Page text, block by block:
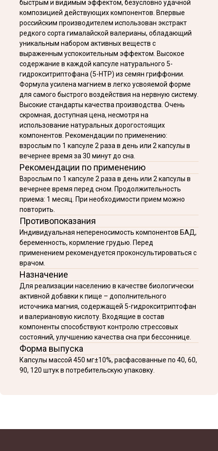
быстрым и видимым эффектом, безусловно удачной
композицией действующих компонентов. Впервые
российским производителем использован экстракт
редкого сорта гималайской валерианы, обладающий
уникальным набором активных веществ с
выраженным успокоительным эффектом. Высокое
содержание в каждой капсуле натурального 5-
гидрокситриптофана (5-НТР) из семян гриффонии.
Формула усилена магнием в легко усвояемой форме
для самого быстрого воздействия на нервную систему.
Высокие стандарты качества производства. Очень
скромная, доступная цена, несмотря на
использование натуральных дорогостоящих
компонентов. Рекомендации по применению:
взрослым по 1 капсуле 2 раза в день или 2 капсулы в
вечернее время за 30 минут до сна.
Рекомендации по применению
Взрослым по 1 капсуле 2 раза в день или 2 капсулы в
вечернее время перед сном. Продолжительность
приема: 1 месяц. При необходимости прием можно
повторить.
Противопоказания
Индивидуальная непереносимость компонентов БАД,
беременность, кормление грудью. Перед
применением рекомендуется проконсультироваться с
врачом.
Назначение
Для реализации населению в качестве биологически
активной добавки к пище – дополнительного
источника магния, содержащей 5-гидрокситриптофан
и валериановую кислоту. Входящие в состав
компоненты способствуют контролю стрессовых
состояний, улучшению качества сна при бессоннице.
Форма выпуска
Капсулы массой 450 мг±10%, расфасованные по 40, 60,
90, 120 штук в потребительскую упаковку.